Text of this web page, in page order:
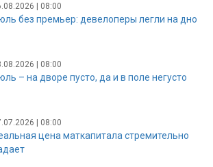
| 08:00
без премьер: девелоперы легли на дно
| 08:00
– на дворе пусто, да и в поле негусто
| 08:00
цена маткапитала стремительно